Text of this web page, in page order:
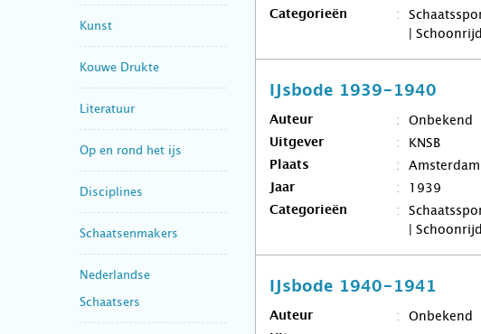
Kunst
Kouwe Drukte
Literatuur
Op en rond het ijs
Disciplines
Schaatsenmakers
Nederlandse
Schaatsers
Categorieën
|
IJsbode 1939-1940
Auteur Onbekend
Uitgever KNSB
Plaats Amsterdam
Jaar 1939
Categorieën
|
IJsbode 1940-1941
Auteur Onbekend